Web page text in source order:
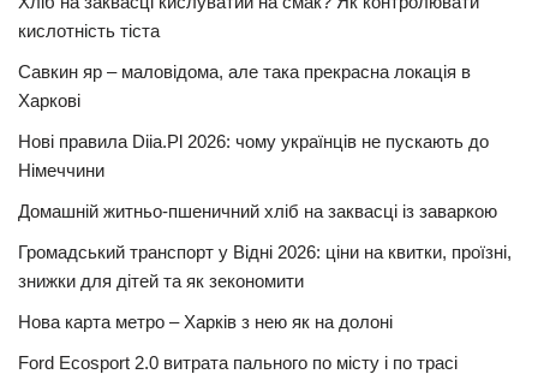
кислотність тіста
Савкин яр – маловідома, але така прекрасна локація в
Харкові
Нові правила Diia.Pl 2026: чому українців не пускають до
Німеччини
Домашній житньо-пшеничний хліб на заквасці із заваркою
Громадський транспорт у Відні 2026: ціни на квитки, проїзні,
знижки для дітей та як зекономити
Нова карта метро – Харків з нею як на долоні
Ford Ecosport 2.0 витрата пального по місту і по трасі